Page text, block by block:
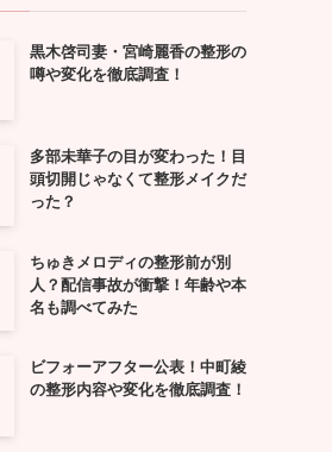
黒木啓司妻・宮崎麗香の整形の
噂や変化を徹底調査！
多部未華子の目が変わった！目
頭切開じゃなくて整形メイクだ
った？
ちゅきメロディの整形前が別
人？配信事故が衝撃！年齢や本
名も調べてみた
ビフォーアフター公表！中町綾
の整形内容や変化を徹底調査！